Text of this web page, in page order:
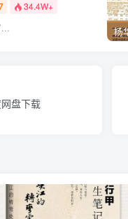
34.4W+
盘下载